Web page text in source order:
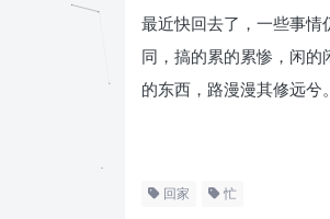
最近快回去了，一些事
同，搞的累的累惨，闲
的东西，路漫漫其修远兮。
回家 忙